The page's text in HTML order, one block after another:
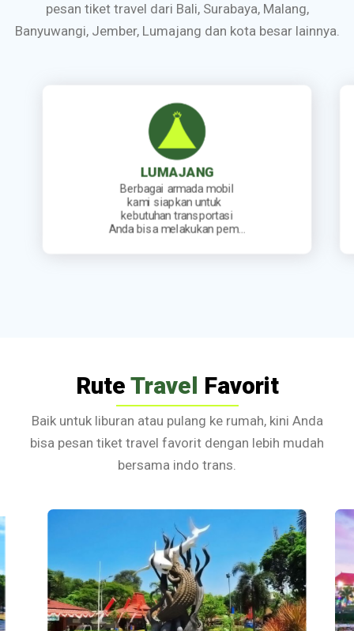
pesan tiket travel dari Bali, Surabaya, Malang,
Banyuwangi, Jember, Lumajang dan kota besar lainnya.
JEMBER
Kami sediakan jadwal
keberangkatan travel yang
lengkap. Mulai dari travel
berangkat pagi, siang, sore…
Rute Travel Favorit
Baik untuk liburan atau pulang ke rumah, kini Anda
bisa pesan tiket travel favorit dengan lebih mudah
bersama indo trans.